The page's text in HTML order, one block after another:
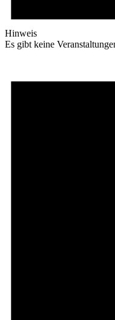
Hinweis
Es gibt keine